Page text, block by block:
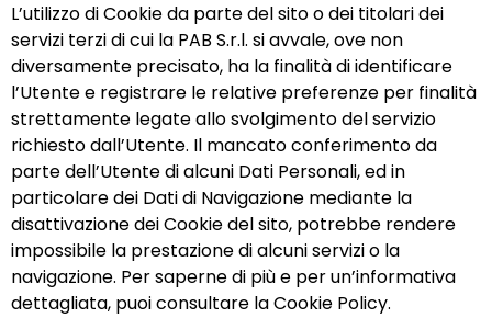
L’utilizzo di Cookie da parte del sito o dei titolari dei
servizi terzi di cui la PAB S.r.l. si avvale, ove non
diversamente precisato, ha la finalità di identificare
l’Utente e registrare le relative preferenze per finalità
strettamente legate allo svolgimento del servizio
richiesto dall’Utente. Il mancato conferimento da
parte dell’Utente di alcuni Dati Personali, ed in
particolare dei Dati di Navigazione mediante la
disattivazione dei Cookie del sito, potrebbe rendere
impossibile la prestazione di alcuni servizi o la
navigazione. Per saperne di più e per un’informativa
dettagliata, puoi consultare la Cookie Policy.